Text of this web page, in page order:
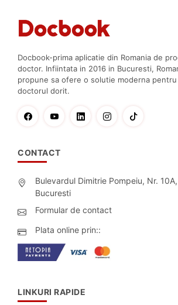
Docbook-prima aplicatie din Romania de
doctor. Infiintata in 2016 in Bucuresti,
propune sa ofere o solutie moderna
doctorul dorit.
CONTACT
Bulevardul Dimitrie Pompeiu, Nr.
Bucuresti
Formular de contact
Plata online prin::
LINKURI RAPIDE